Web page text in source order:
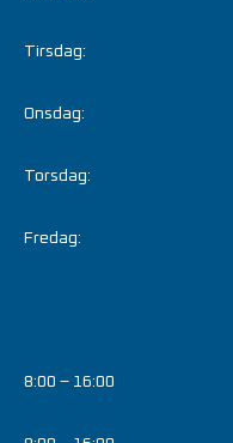
Tirsdag:
Onsdag:
Torsdag:
Fredag:
8:00 – 16:00